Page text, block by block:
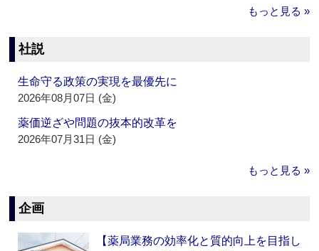
もっと見る »
社説
生命守る政策の実現を最優先に
2026年08月07日 (金)
薬価逆ざや問題の抜本的改革を
2026年07月31日 (金)
もっと見る »
企画
【薬局業務の効率化と質的向上を目指し